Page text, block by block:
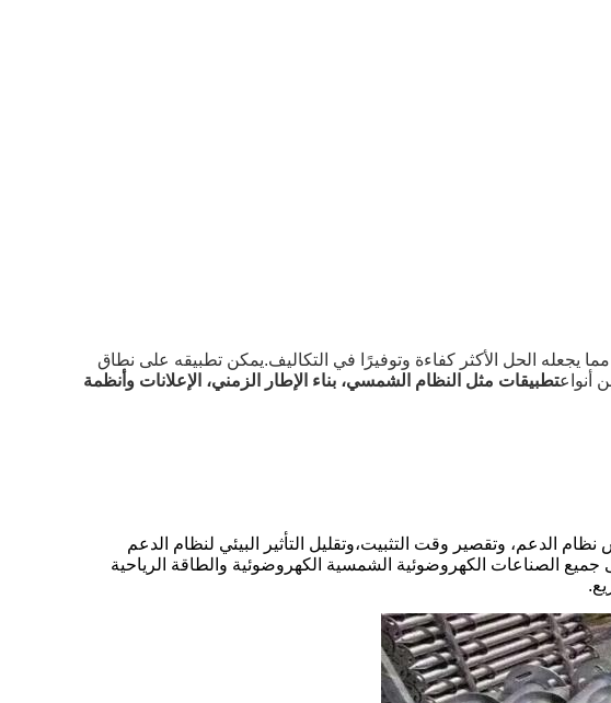
يجعله الحل الأكثر كفاءة وتوفيرًا في التكاليف.يمكن تطبيقه على نطاق
أنواعتطبيقات مثل النظام الشمسي، بناء الإطار الزمني، الإعلانات وأنظمة
الدعم، وتقصير وقت التثبيت،وتقليل التأثير البيئي لنظام الدعم
الصناعات الكهروضوئية الشمسية الكهروضوئية والطاقة الرياحية